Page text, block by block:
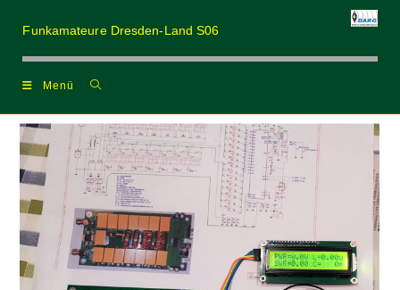
Inhalt
springen
Funkamateure Dresden-Land S06
Menü